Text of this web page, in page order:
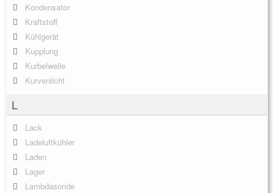
Kondensator
Kraftstoff
Kühlgerät
Kupplung
Kurbelwelle
Kurvenlicht
L
Lack
Ladeluftkühler
Laden
Lager
Lambdasonde